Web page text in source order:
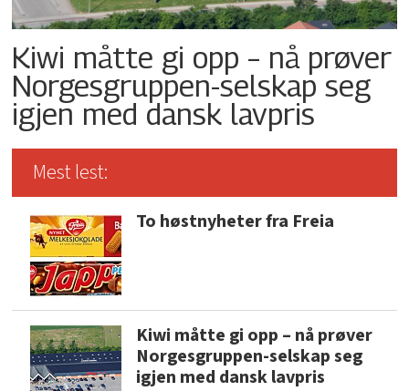
Kiwi måtte gi opp – nå prøver
Norgesgruppen-selskap seg
igjen med dansk lavpris
Mest lest:
To høstnyheter fra Freia
Kiwi måtte gi opp – nå prøver
Norgesgruppen-selskap seg
igjen med dansk lavpris